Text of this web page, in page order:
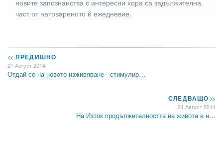
новите запознанства с интересни хора са задължителна
част от натовареното й ежедневие.
<< ПРЕДИШНО
21 Август 2014
Отдай се на новото изживяване - стимулир…
СЛЕДВАЩО>>
21 Август 2014
На Изток продължителността на живота е н…